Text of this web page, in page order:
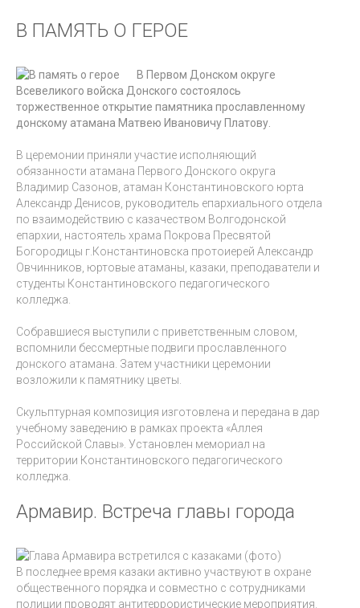
В ПАМЯТЬ О ГЕРОЕ
В Первом Донском округе
Всевеликого войска Донского состоялось
торжественное открытие памятника прославленному
донскому атамана Матвею Ивановичу Платову.
В церемонии приняли участие исполняющий
обязанности атамана Первого Донского округа
Владимир Сазонов, атаман Константиновского юрта
Александр Денисов, руководитель епархиального отдела
по взаимодействию с казачеством Волгодонской
епархии, настоятель храма Покрова Пресвятой
Богородицы г.Константиновска протоиерей Александр
Овчинников, юртовые атаманы, казаки, преподаватели и
студенты Константиновского педагогического
колледжа.
Собравшиеся выступили с приветственным словом,
вспомнили бессмертные подвиги прославленного
донского атамана. Затем участники церемонии
возложили к памятнику цветы.
Скульптурная композиция изготовлена и передана в дар
учебному заведению в рамках проекта «Аллея
Российской Славы». Установлен мемориал на
территории Константиновского педагогического
колледжа.
Армавир. Встреча главы города
В последнее время казаки активно участвуют в охране
общественного порядка и совместно с сотрудниками
полиции проводят антитеррористические мероприятия.